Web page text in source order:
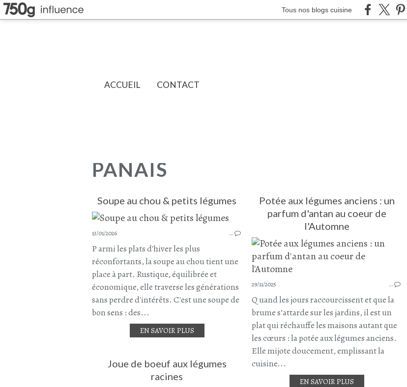
Tous nos blogs cuisine
ACCUEIL CONTACT
PANAIS
Soupe au chou & petits légumes
CHOU
CAROTTE
PANAIS
JANVIER 2026
13/01/2026 …
P armi les plats d'hiver les plus
réconfortants, la soupe au chou tient une
place à part. Rustique, équilibrée et
économique, elle traverse les générations
sans perdre d'intérêts. C'est une soupe de
bon sens : des...
EN SAVOIR PLUS
Potée aux légumes anciens : un
parfum d'antan au coeur de
l'Automne
29/11/2025 …
Q uand les jours raccourcissent et que la
brume s’attarde sur les jardins, il est un
plat qui réchauffe les maisons autant que
les cœurs : la potée aux légumes anciens.
Elle mijote doucement, emplissant la
cuisine...
EN SAVOIR PLUS
Joue de boeuf aux légumes
racines